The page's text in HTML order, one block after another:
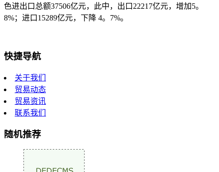
色进出口总额37506亿元，此中，出口22217亿元，增加5。
8%；进口15289亿元，下降 4。7%。
快捷导航
关于我们
贸易动态
贸易资讯
联系我们
随机推荐